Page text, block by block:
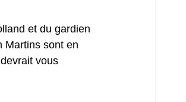
et du gardien
Martins sont en
vous